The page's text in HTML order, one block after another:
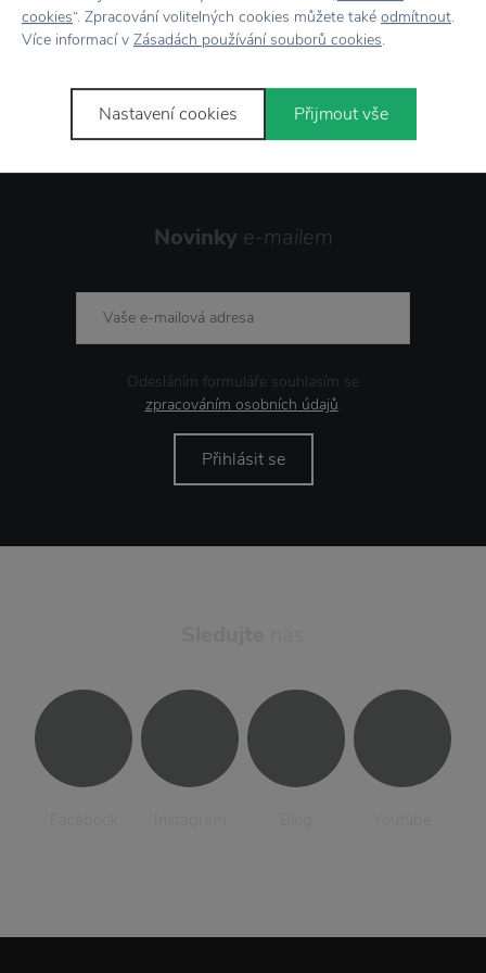
Novinky e-mailem
Odesláním formuláře souhlasím se
zpracováním osobních údajů.
Přihlásit se
cookies“. Zpracování volitelných cookies můžete také odmítnout.
Více informací v Zásadách používání souborů cookies.
Nastavení cookies Přijmout vše